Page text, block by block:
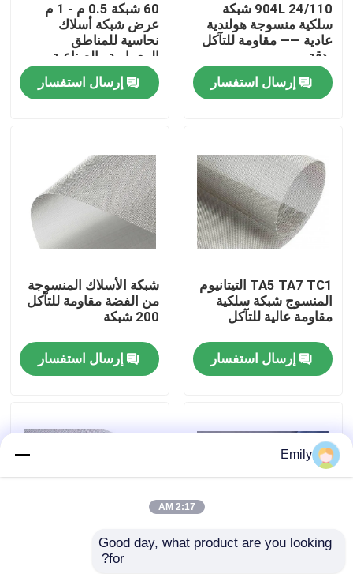
المنتجات
حولنا
مراقبة الجودة
اتصل بنا
القضايا
توسيع شبكة الأسلاك المعدنية
904L 24/110 شبكة
سلكية منسوجة هولندية
عادية —— مقاومة للتآكل
بدقة
إرسال استفسار
60 شبكة 0.5 م - 1 م
عرض شبكة أسلاك
نحاسية للمناطق
المعمارية والصناعية
والكيميائية
إرسال استفسار
TA5 TA7 TC1 التيتانيوم
المنسوج شبكة سلكية
مقاومة عالية للتآكل
إرسال استفسار
شبكة الأسلاك المنسوجة
من الفضة مقاومة للتآكل
200 شبكة
إرسال استفسار
شبكة أسلاك المونيل –
Emily
2:17 AM
Good day, what product are you looking
for?